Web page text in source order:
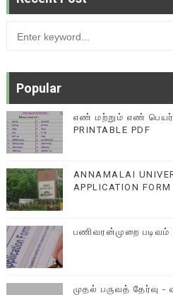
Popular
எண் மற்றும் எண்
PRINTABLE PDF
ANNAMALAI
APPLICATION FORM
பணிவரன்முறை படிவம்
முதல் பருவத் தேர்வு -